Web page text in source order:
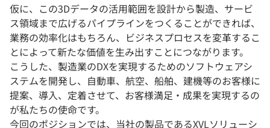
仮に、この3Dデータの活用範囲を設計から製造、サービ
ス領域まで広げるパイプラインをつくることができれば、
業務の効率化はもちろん、ビジネスプロセスを変革するこ
とによって新たな価値を生み出すことにつながります。
こうした、製造業のDXを実現するためのソフトウェアシ
ステムを開発し、自動車、航空、船舶、建機等のお客様に
提案、導入、定着させて、お客様満足・成果を実現するの
が私たちの使命です。
今回のポジションでは、当社の製品であるXVLソリューシ